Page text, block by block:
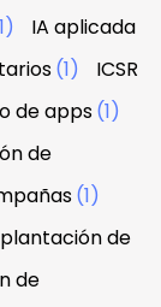
IA aplicada
(1)
ICSR
de apps(1)
de
(1)
de
de